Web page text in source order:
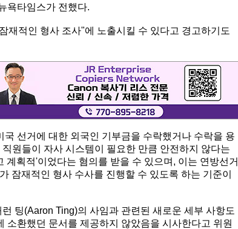
욕타임스가 전했다.
재적인 형사 조사"에 노출시킬 수 있다고 경고하기도
선거에 대한 외국인 기부금을 수락했거나 수락을 용
원들이 자사 시스템이 필요한 만큼 안전하지 않다는
획적'이었다는 혐의를 받을 수 있으며, 이는 연방선거
잠재적인 형사 수사를 진행할 수 있도록 하는 기준이
팅(Aaron Ting)의 사임과 관련된 새로운 세부 사항도
소환했던 문서를 제공하지 않았음을 시사한다고 위원